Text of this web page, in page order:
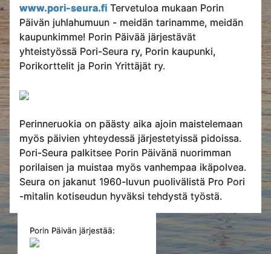
www.pori-seura.fi Tervetuloa mukaan Porin
Päivän juhlahumuun - meidän tarinamme, meidän
kaupunkimme! Porin Päivää järjestävät
yhteistyössä Pori-Seura ry, Porin kaupunki,
Porikorttelit ja Porin Yrittäjät ry.
Perinneruokia on päästy aika ajoin maistelemaan
myös päivien yhteydessä järjestetyissä pidoissa.
Pori-Seura palkitsee Porin Päivänä nuorimman
porilaisen ja muistaa myös vanhempaa ikäpolvea.
Seura on jakanut 1960-luvun puolivälistä Pro Pori
-mitalin kotiseudun hyväksi tehdystä työstä.
Porin Päivän järjestää: